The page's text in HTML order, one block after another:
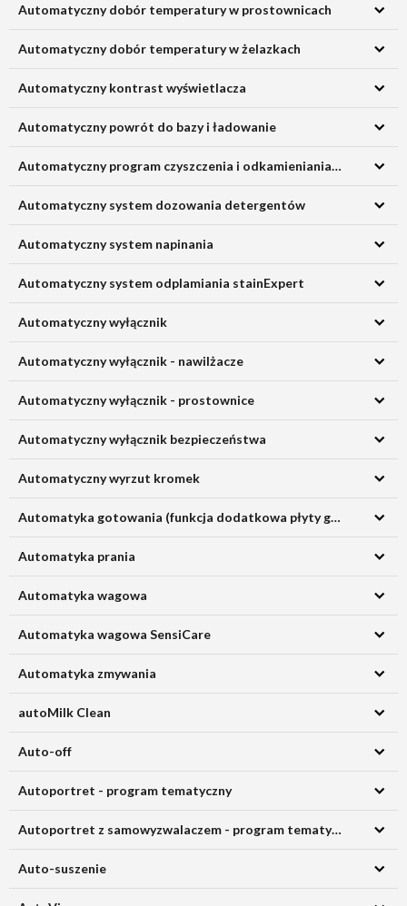
Automatyczny dobór temperatury w prostownicach
Automatyczny dobór temperatury w żelazkach
Automatyczny kontrast wyświetlacza
Automatyczny powrót do bazy i ładowanie
Automatyczny program czyszczenia i odkamieniania w ekspresach
Automatyczny system dozowania detergentów
Automatyczny system napinania
Automatyczny system odplamiania stainExpert
Automatyczny wyłącznik
Automatyczny wyłącznik - nawilżacze
Automatyczny wyłącznik - prostownice
Automatyczny wyłącznik bezpieczeństwa
Automatyczny wyrzut kromek
Automatyka gotowania (funkcja dodatkowa płyty grzewczej)
Automatyka prania
Automatyka wagowa
Automatyka wagowa SensiCare
Automatyka zmywania
autoMilk Clean
Auto-off
Autoportret - program tematyczny
Autoportret z samowyzwalaczem - program tematyczny
Auto-suszenie